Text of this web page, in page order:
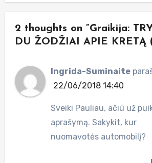
2 thoughts on “Graikija:
DU ŽODŽIAI APIE KRETĄ
Ingrida-Suminaite
22/06/2018 14:40
Sveiki Pauliau, ačiū už
aprašymą. Sakykit, kur
nuomavotės automobilį?